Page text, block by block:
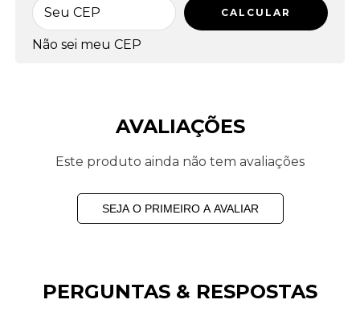
CALCULAR
Não sei meu CEP
AVALIAÇÕES
Este produto ainda não tem avaliações
SEJA O PRIMEIRO A AVALIAR
PERGUNTAS & RESPOSTAS